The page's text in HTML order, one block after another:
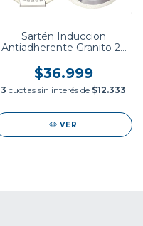
Sartén Induccion
Antiadherente Granito 22
$36.999
3 cuotas sin interés de $12.333
VER